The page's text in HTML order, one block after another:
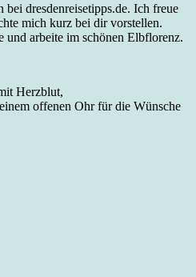
dresdenreisetipps.de. Ich freue
mich kurz bei dir vorstellen.
arbeite im schönen Elbflorenz.
Herzblut,
offenen Ohr für die Wünsche